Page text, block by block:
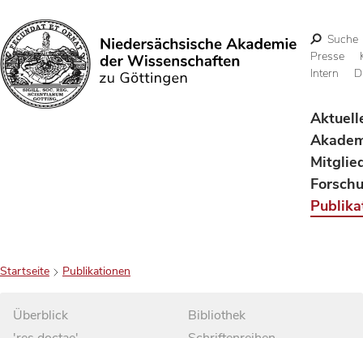
Suchen
Suche
Presse
Intern
Startseite Publikationen
Überblick
Bibliothek